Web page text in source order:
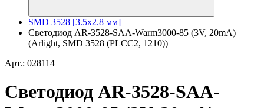
SMD 3528 [3.5х2.8 мм]
Светодиод AR-3528-SAA-Warm3000-85 (3V, 20mA)
(Arlight, SMD 3528 (PLCC2, 1210))
Арт.: 028114
Светодиод AR-3528-SAA-